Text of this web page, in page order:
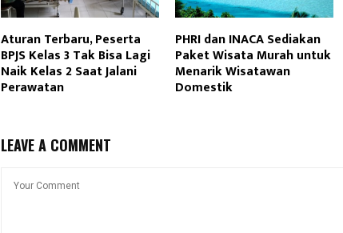
Aturan Terbaru, Peserta
BPJS Kelas 3 Tak Bisa Lagi
Naik Kelas 2 Saat Jalani
Perawatan
PHRI dan INACA Sediakan
Paket Wisata Murah untuk
Menarik Wisatawan
Domestik
LEAVE A COMMENT